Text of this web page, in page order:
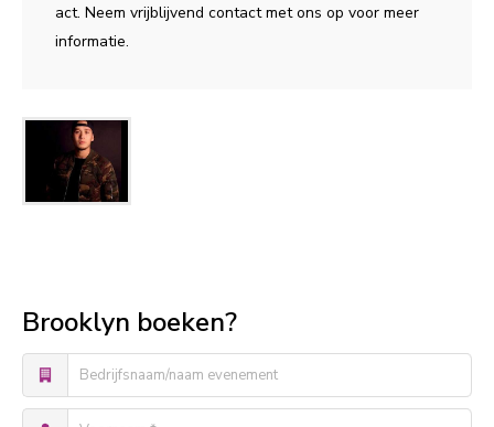
act. Neem vrijblijvend contact met ons op voor meer
informatie.
Brooklyn boeken?